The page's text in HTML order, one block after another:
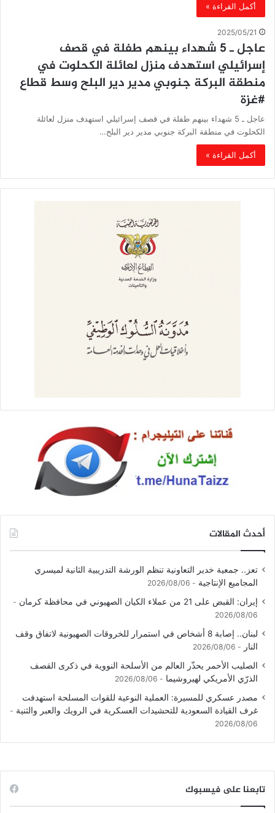
أكمل القراءة »
2025/05/21
عاجل ـ 5 شهداء بينهم طفلة في قصف
إسرائيلي استهدف منزل لعائلة الكحلوت في
منطقة البركة جنوبي مدير دير البلح وسط قطاع
#غزة
عاجل ـ 5 شهداء بينهم طفلة في قصف إسرائيلي استهدف منزل لعائلة
الكحلوت في منطقة البركة جنوبي مدير دير البلح…
أكمل القراءة »
أحدث المقالات
تعز.. جمعية خدير التعاونية تنظم الورشة التدريبية الثانية لميسري
المجاميع الإنتاجية
2026/08/06
إيران: القبض على 21 من عملاء الكيان الصهيوني في محافظة كرمان
2026/08/06
لبنان.. إصابة 8 أشخاص في استمرار للخروقات الصهيونية لاتفاق وقف
النار
2026/08/06
الصليب الأحمر يحذّر العالم من الأسلحة النووية في ذكرى القصف
الذرّي الأمريكي لهيروشيما
2026/08/06
مصدر عسكري للمسيرة: العملية النوعية للقوات المسلحة استهدفت
غرف القيادة السعودية للتحشيدات العسكرية في الرويك والعبر والثنية
2026/08/06
تابعنا على فيسبوك